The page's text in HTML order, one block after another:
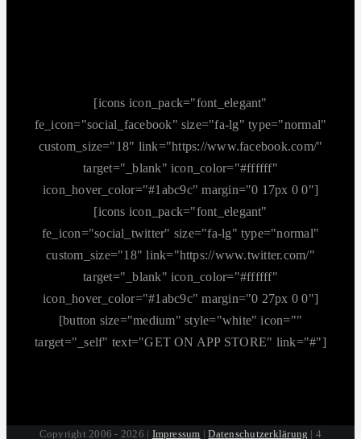
[icons icon_pack="font_elegant"
fe_icon="social_facebook" size="fa-lg" type="normal"
custom_size="18" link="https://www.facebook.com/"
target="_blank" icon_color="#ffffff"
icon_hover_color="#1abc9c" margin="0 17px 0 0"]
[icons icon_pack="font_elegant"
fe_icon="social_twitter" size="fa-lg" type="normal"
custom_size="18" link="https://www.twitter.com/"
target="_blank" icon_color="#ffffff"
icon_hover_color="#1abc9c" margin="0 27px 0 0"]
[button size="medium" style="white" icon=""
target="_self" text="GET ON APP STORE" link="#"]
Copyright 2006 - 2026 | Impressum |Datenschutzerklärung | 4